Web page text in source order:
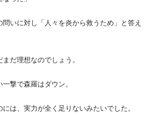
いに対し「人々を炎から救うため」と答え
だ理想なのでしょう。
撃で森羅はダウン。
には、実力が全く足りないみたいでした。